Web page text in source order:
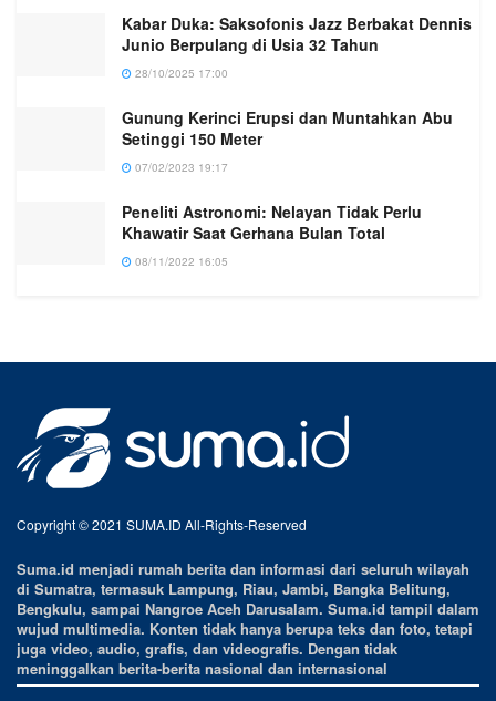
Kabar Duka: Saksofonis Jazz Berbakat Dennis
Junio Berpulang di Usia 32 Tahun
28/10/2025 17:00
Gunung Kerinci Erupsi dan Muntahkan Abu
Setinggi 150 Meter
07/02/2023 19:17
Peneliti Astronomi: Nelayan Tidak Perlu
Khawatir Saat Gerhana Bulan Total
08/11/2022 16:05
Copyright © 2021 SUMA.ID All-Rights-Reserved
Suma.id menjadi rumah berita dan informasi dari seluruh wilayah
di Sumatra, termasuk Lampung, Riau, Jambi, Bangka Belitung,
Bengkulu, sampai Nangroe Aceh Darusalam. Suma.id tampil dalam
wujud multimedia. Konten tidak hanya berupa teks dan foto, tetapi
juga video, audio, grafis, dan videografis. Dengan tidak
meninggalkan berita-berita nasional dan internasional